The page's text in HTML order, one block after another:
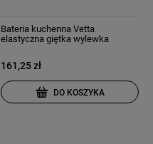
Bateria kuchenna Vetta
elastyczna giętka wylewka
161,25 zł
DO KOSZYKA